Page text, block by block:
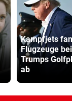
Kampfjets
Flugzeuge bei
Trumps
ab